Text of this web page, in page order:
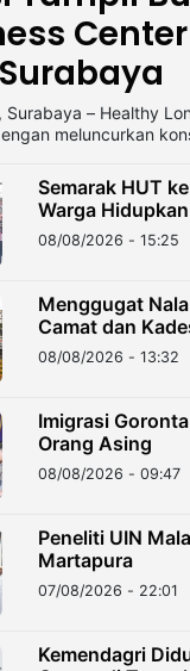
Surabaya – Healthy
meluncurkan
Semarak HUT
Warga
08/08/2026 - 15:25
Menggugat
Camat dan
08/08/2026 - 13:32
Imigrasi
Orang Asing
08/08/2026 - 09:47
Peneliti UIN
Martapura
07/08/2026 - 22:01
Kemendagri